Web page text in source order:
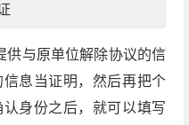
供与原单位解除协议的信
息当证明，然后再把个
身份之后，就可以填写